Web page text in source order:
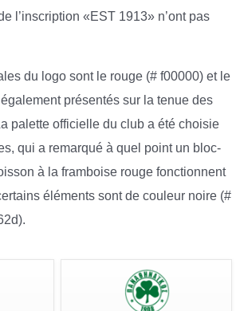
l’inscription «EST 1913» n’ont pas
du logo sont le rouge (# f00000) et le
présentés sur la tenue des
palette officielle du club a été choisie
qui a remarqué à quel point un bloc-
à la framboise rouge fonctionnent
éléments sont de couleur noire (#